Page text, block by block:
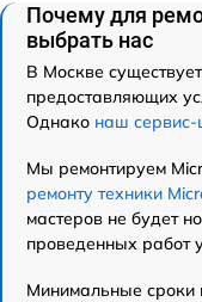
Почему для
выбрать нас
В Москве
предоставляющих
Однако наш сервис-
Мы ремонтируем
ремонту техники
мастеров не будет
проведенных работ
Минимальные